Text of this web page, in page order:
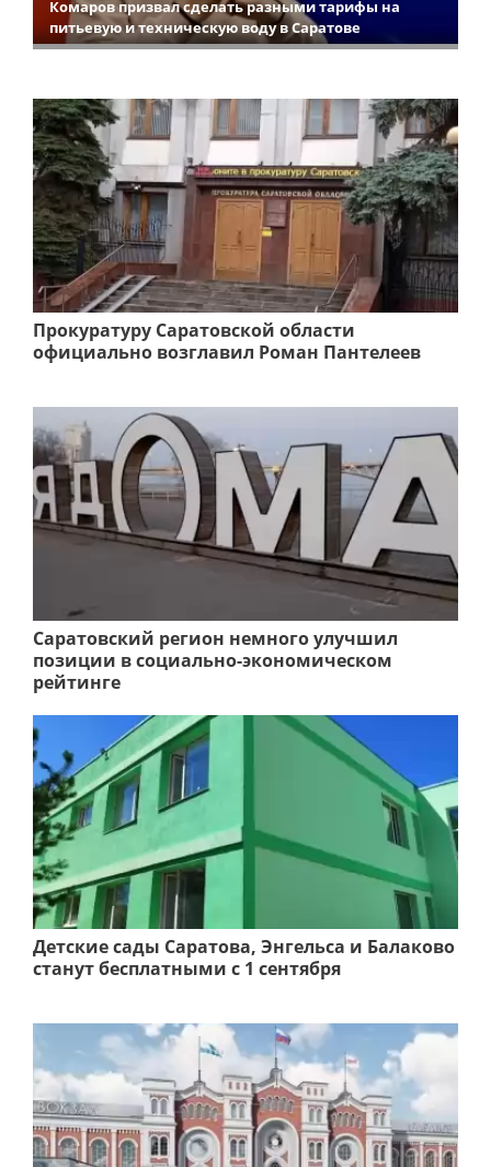
Комаров призвал сделать разными тарифы на
питьевую и техническую воду в Саратове
Прокуратуру Саратовской области
официально возглавил Роман Пантелеев
Саратовский регион немного улучшил
позиции в социально-экономическом
рейтинге
Детские сады Саратова, Энгельса и Балаково
станут бесплатными с 1 сентября